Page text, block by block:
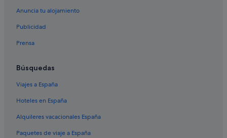
Hoteles para ir de compras en Newquay
Anuncia tu alojamiento
Publicidad
Prensa
Búsquedas
Viajes a España
Hoteles en España
Alquileres vacacionales España
Paquetes de viaje a España